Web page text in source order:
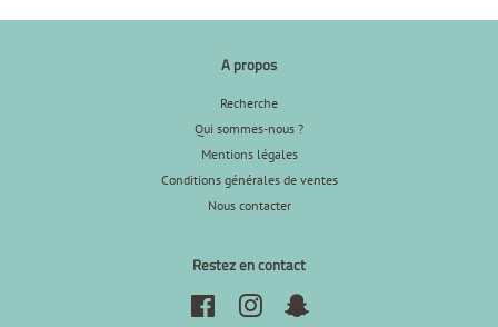
A propos
Recherche
Qui sommes-nous ?
Mentions légales
Conditions générales de ventes
Nous contacter
Restez en contact
FacebookInstagram